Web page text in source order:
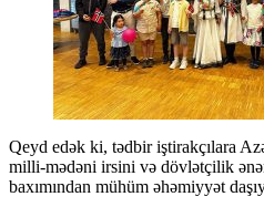
Qeyd edək ki, tədbir iştirakçılara
milli-mədəni irsini və dövlətçilik
baxımından mühüm əhəmiyyət